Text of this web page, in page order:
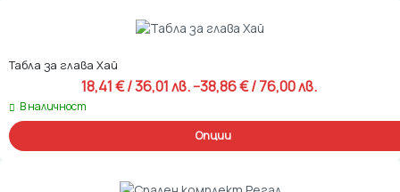
Табла за глава Хай
18,41 € / 36,01 лв. –38,86 € / 76,00 лв.
Price range: 18,41 € / 36,01 лв.
В наличност
Опции